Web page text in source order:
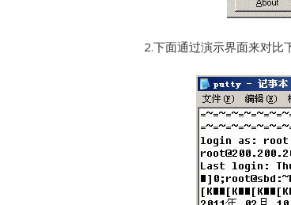
2.下面通过演示界面来对比